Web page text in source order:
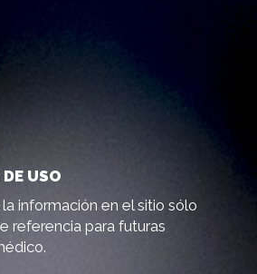
USO
información en el sitio sólo
referencia para futuras